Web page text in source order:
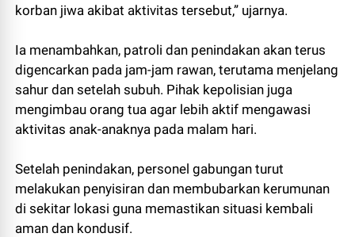
korban jiwa akibat aktivitas tersebut,” ujarnya.
Ia menambahkan, patroli dan penindakan akan terus
digencarkan pada jam-jam rawan, terutama menjelang
sahur dan setelah subuh. Pihak kepolisian juga
mengimbau orang tua agar lebih aktif mengawasi
aktivitas anak-anaknya pada malam hari.
Setelah penindakan, personel gabungan turut
melakukan penyisiran dan membubarkan kerumunan
di sekitar lokasi guna memastikan situasi kembali
aman dan kondusif.